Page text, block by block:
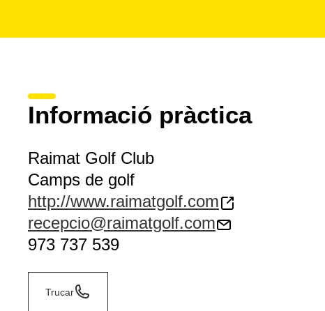
Informació pràctica
Raimat Golf Club
Camps de golf
http://www.raimatgolf.com
recepcio@raimatgolf.com
973 737 539
Trucar